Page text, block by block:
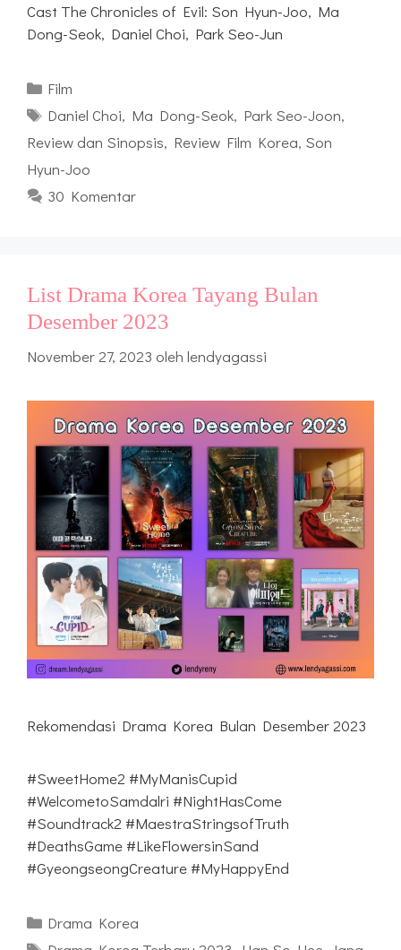
Cast The Chronicles of Evil: Son Hyun-Joo, Ma
Dong-Seok, Daniel Choi, Park Seo-Jun
Kategori
Film
Tag
Daniel Choi, Ma Dong-Seok, Park Seo-Joon,
Review dan Sinopsis, Review Film Korea, Son
Hyun-Joo
30 Komentar
List Drama Korea Tayang Bulan
Desember 2023
November 27, 2023 oleh lendyagassi
Rekomendasi Drama Korea Bulan Desember 2023
#SweetHome2 #MyManisCupid
#WelcometoSamdalri #NightHasCome
#Soundtrack2 #MaestraStringsofTruth
#DeathsGame #LikeFlowersinSand
#GyeongseongCreature #MyHappyEnd
Kategori
Drama Korea